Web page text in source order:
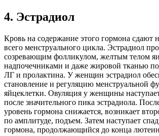
4. Эстрадиол
Кровь на содержание этого гормона сдают
всего менструального цикла. Эстрадиол
созревающим фолликулом, желтым телом
надпочечниками и даже жировой тканью
ЛГ и пролактина. У женщин эстрадиол
становление и регуляцию менструальной
яйцеклетки. Овуляция у женщины
после значительного пика эстрадиола.
уровень гормона снижается, возникает
по амплитуде, подъем. Затем наступает
гормона, продолжающийся до конца